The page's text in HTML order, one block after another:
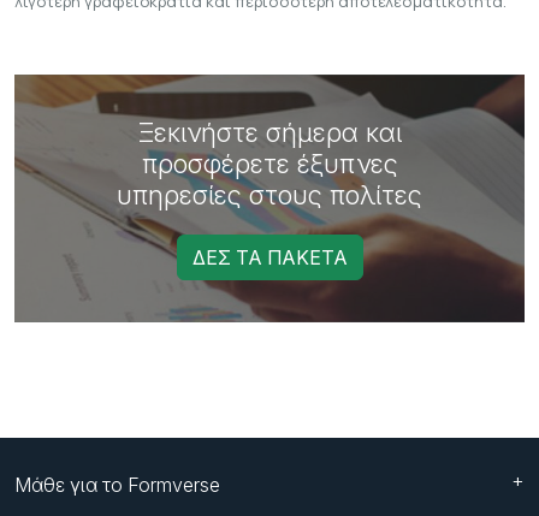
Ξεκινήστε σήμερα και
προσφέρετε έξυπνες
υπηρεσίες στους πολίτες
ΔΕΣ ΤΑ ΠΑΚΕΤΑ
Μάθε για το Formverse